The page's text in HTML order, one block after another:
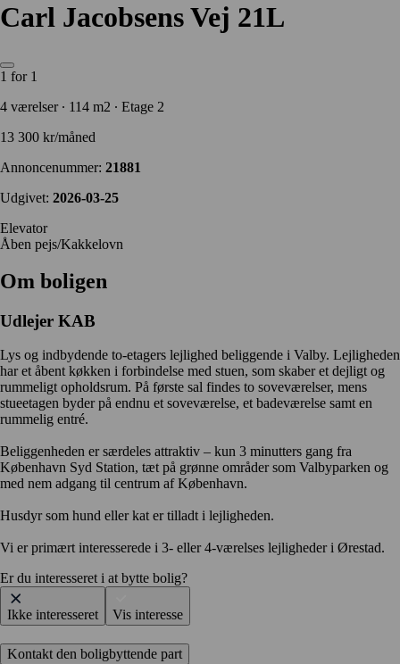
Carl Jacobsens Vej 21L
1 for 1
4 værelser ∙ 114 m2 ∙ Etage 2
13 300 kr/måned
Annoncenummer: 21881
Udgivet: 2026-03-25
Elevator
Åben pejs/Kakkelovn
Om boligen
Udlejer KAB
Lys og indbydende to-etagers lejlighed beliggende i Valby. Lejligheden
har et åbent køkken i forbindelse med stuen, som skaber et dejligt og
rummeligt opholdsrum. På første sal findes to soveværelser, mens
stueetagen byder på endnu et soveværelse, et badeværelse samt en
rummelig entré.
Beliggenheden er særdeles attraktiv – kun 3 minutters gang fra
København Syd Station, tæt på grønne områder som Valbyparken og
med nem adgang til centrum af København.
Husdyr som hund eller kat er tilladt i lejligheden.
Vi er primært interesserede i 3- eller 4-værelses lejligheder i Ørestad.
Er du interesseret i at bytte bolig?
Ikke interesseret Vis interesse
Kontakt den boligbyttende part